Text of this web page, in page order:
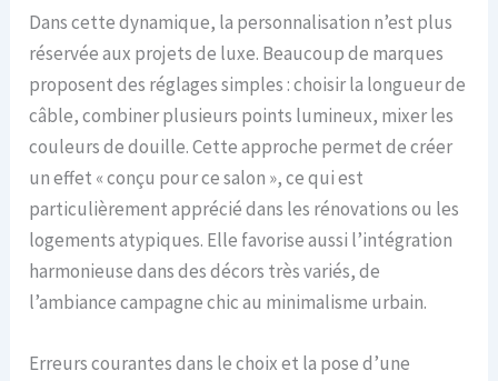
Dans cette dynamique, la personnalisation n’est plus
réservée aux projets de luxe. Beaucoup de marques
proposent des réglages simples : choisir la longueur de
câble, combiner plusieurs points lumineux, mixer les
couleurs de douille. Cette approche permet de créer
un effet « conçu pour ce salon », ce qui est
particulièrement apprécié dans les rénovations ou les
logements atypiques. Elle favorise aussi l’intégration
harmonieuse dans des décors très variés, de
l’ambiance campagne chic au minimalisme urbain.
Erreurs courantes dans le choix et la pose d’une